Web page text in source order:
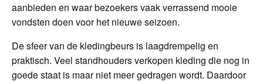
aanbieden en waar bezoekers vaak verrassend mooie
vondsten doen voor het nieuwe seizoen.
De sfeer van de kledingbeurs is laagdrempelig en
praktisch. Veel standhouders verkopen kleding die nog in
goede staat is maar niet meer gedragen wordt. Daardoor